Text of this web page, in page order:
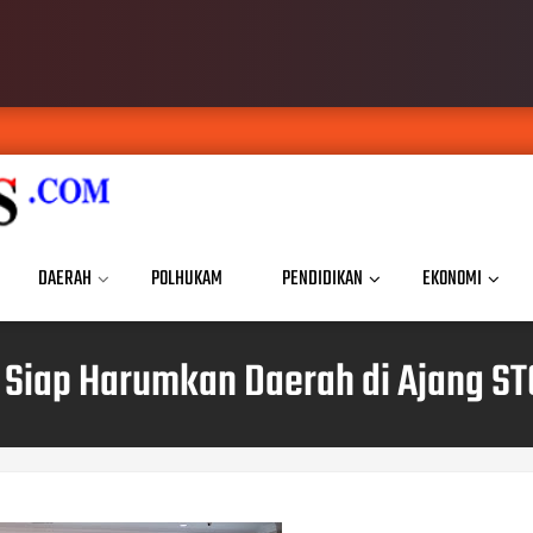
DAERAH POLHUKAM PENDIDIKAN EKONOMI
Harumkan Daerah di Ajang